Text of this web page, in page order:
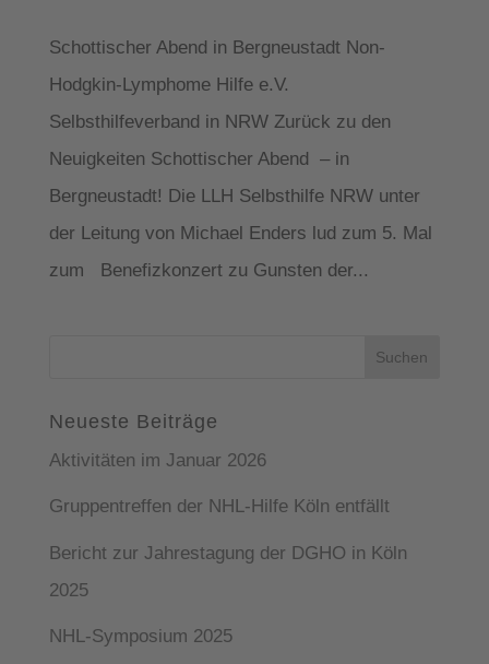
Schottischer Abend in Bergneustadt Non-
Hodgkin-Lymphome Hilfe e.V.
Selbsthilfeverband in NRW Zurück zu den
Neuigkeiten Schottischer Abend – in
Bergneustadt! Die LLH Selbsthilfe NRW unter
der Leitung von Michael Enders lud zum 5. Mal
zum Benefizkonzert zu Gunsten der...
Neueste Beiträge
Aktivitäten im Januar 2026
Gruppentreffen der NHL-Hilfe Köln entfällt
Bericht zur Jahrestagung der DGHO in Köln
2025
NHL-Symposium 2025